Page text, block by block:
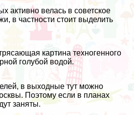
активно велась в советское
в частности стоит выделить
картина техногенного
голубой водой.
в выходные тут можно
Поэтому если в планах
заняты.